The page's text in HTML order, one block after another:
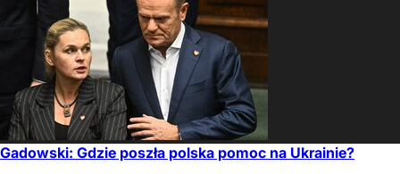
Gadowski: Gdzie poszła polska pomoc na Ukrainie?